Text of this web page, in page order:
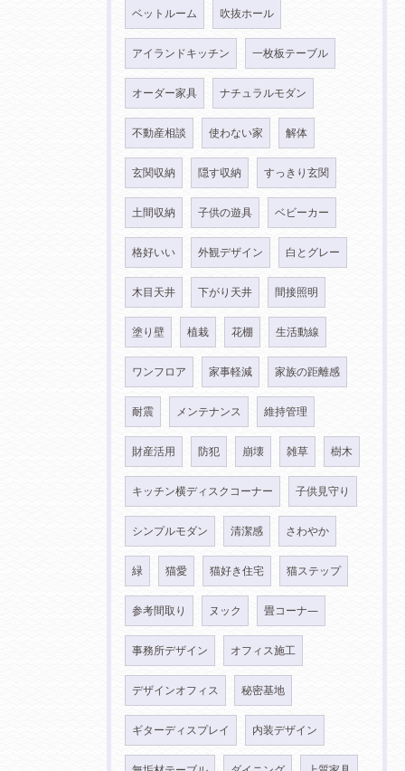
ベットルーム 吹抜ホール
アイランドキッチン 一枚板テーブル
オーダー家具 ナチュラルモダン
不動産相談 使わない家 解体
玄関収納 隠す収納 すっきり玄関
土間収納 子供の遊具 ベビーカー
格好いい 外観デザイン 白とグレー
木目天井 下がり天井 間接照明
塗り壁 植栽 花棚 生活動線
ワンフロア 家事軽減 家族の距離感
耐震 メンテナンス 維持管理
財産活用 防犯 崩壊 雑草 樹木
キッチン横ディスクコーナー 子供見守り
シンプルモダン 清潔感 さわやか
緑 猫愛 猫好き住宅 猫ステップ
参考間取り ヌック 畳コーナ―
事務所デザイン オフィス施工
デザインオフィス 秘密基地
ギターディスプレイ 内装デザイン